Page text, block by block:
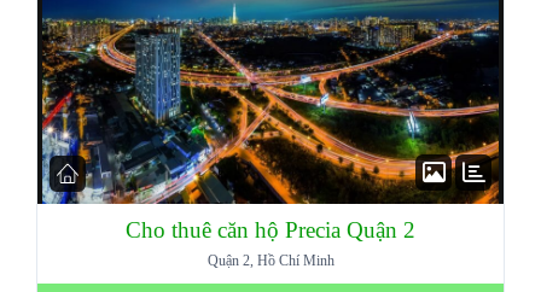
Cho thuê căn hộ Precia Quận 2
Quận 2, Hồ Chí Minh